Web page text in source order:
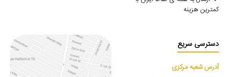
کمترین هزینه
دسترسی سریع
آدرس شعبه مرکزی